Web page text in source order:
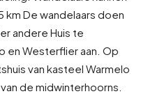
km De wandelaars doen
andere Huis te
en Westerflier aan. Op
van kasteel Warmelo
de midwinterhoorns.